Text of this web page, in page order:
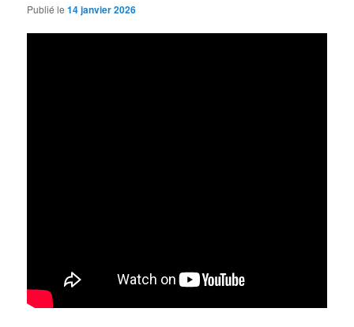
Publié le14 janvier 2026